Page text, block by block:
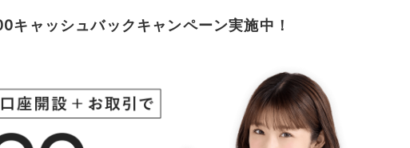
ャッシュバックキャンペーン実施中！